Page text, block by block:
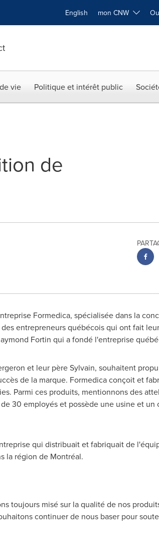
English mon CNW
vie Politique et intérêt public
de
Formedica, spécialisée dans la
entrepreneurs québécois qui ont fait
Fortin qui a fondé l'entreprise
et leur père Sylvain, souhaitent
de la marque. Formedica conçoit et
Parmi ces produits, mentionnons des
30 employés et possède une usine et
qui distribuait et fabriquait de
la région de Montréal.
toujours misé sur la qualité de nos
continuer de nous baser pour